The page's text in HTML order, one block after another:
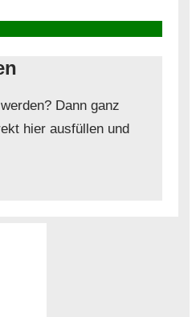
Dann ganz
hier ausfüllen und